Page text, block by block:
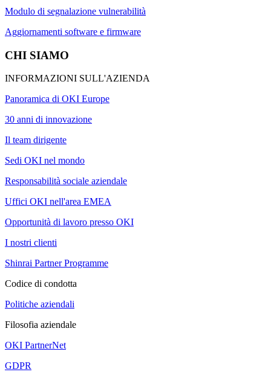
Modulo di segnalazione vulnerabilità
Aggiornamenti software e firmware
CHI SIAMO
INFORMAZIONI SULL'AZIENDA
Panoramica di OKI Europe
30 anni di innovazione
Il team dirigente
Sedi OKI nel mondo
Responsabilità sociale aziendale
Uffici OKI nell'area EMEA
Opportunità di lavoro presso OKI
I nostri clienti
Shinrai Partner Programme
Codice di condotta
Politiche aziendali
Filosofia aziendale
OKI PartnerNet
GDPR